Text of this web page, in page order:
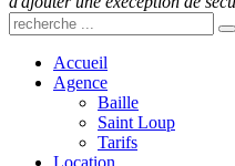
Accueil
Agence
Baille
Saint Loup
Tarifs